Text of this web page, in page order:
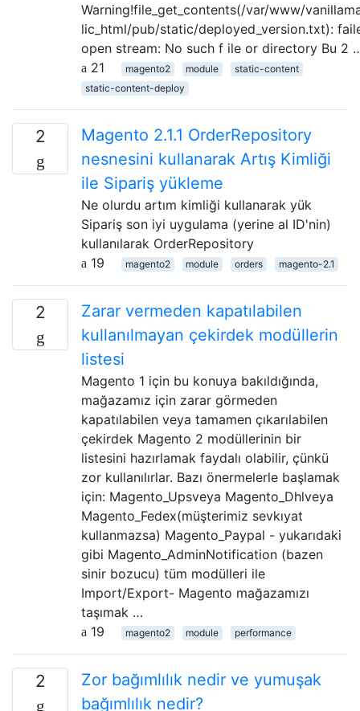
Warning!file_get_contents(/var/www/
lic_html/pub/static/deployed_version.txt):
open stream: No such f ile or directory Bu 2
21
magento2 module
static-content
static-content-deploy
2
Magento 2.1.1 OrderRepository
nesnesini kullanarak Artış Kimliği
ile Sipariş yükleme
Ne olurdu artım kimliği kullanarak yük
Sipariş son iyi uygulama (yerine al ID'nin)
kullanılarak OrderRepository
19
magento2 module orders magento-2.1
2
Zarar vermeden kapatılabilen
kullanılmayan çekirdek modüllerin
listesi
Magento 1 için bu konuya bakıldığında,
mağazamız için zarar görmeden
kapatılabilen veya tamamen çıkarılabilen
çekirdek Magento 2 modüllerinin bir
listesini hazırlamak faydalı olabilir, çünkü
zor kullanılırlar. Bazı önermelerle başlamak
için: Magento_Upsveya Magento_Dhlveya
Magento_Fedex(müşterimiz sevkıyat
kullanmazsa) Magento_Paypal - yukarıdaki
gibi Magento_AdminNotification (bazen
sinir bozucu) tüm modülleri ile
Import/Export- Magento mağazamızı
taşımak …
19
magento2 module performance
2
Zor bağımlılık nedir ve yumuşak
bağımlılık nedir?